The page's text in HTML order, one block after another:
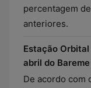
percentagem
anteriores.
Estação
abril do
De acordo com